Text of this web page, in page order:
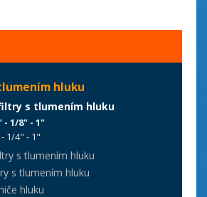
hluku
s tlumením hluku
- 1/8" - 1"
1/4" - 1"
s tlumením hluku
s tlumením hluku
hluku